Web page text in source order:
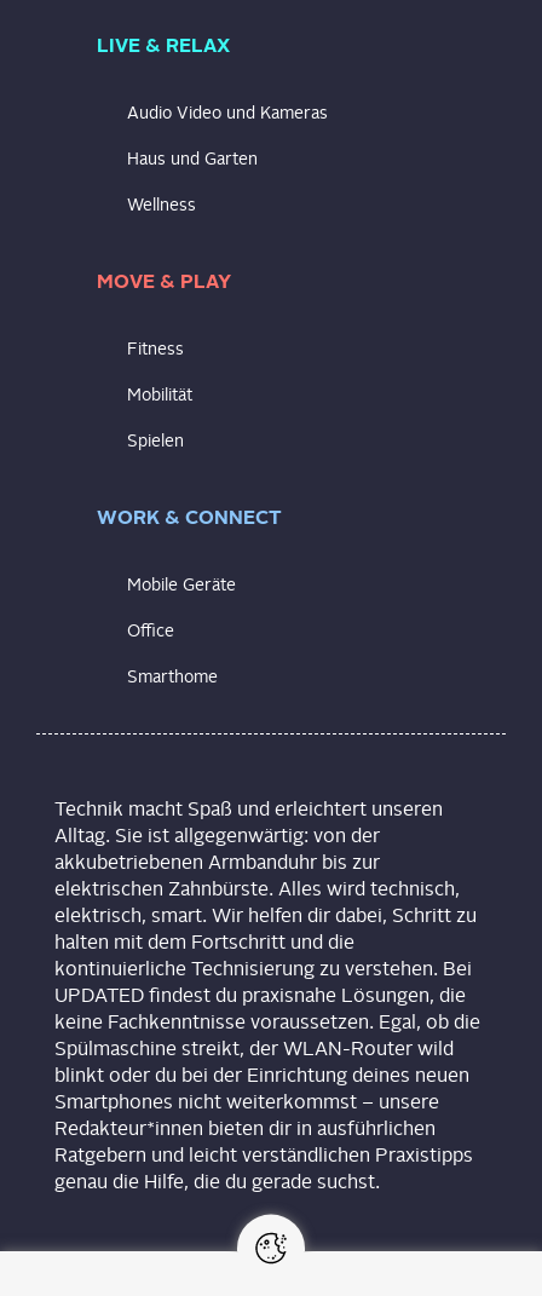
LIVE & RELAX
Audio Video und Kameras
Haus und Garten
Wellness
MOVE & PLAY
Fitness
Mobilität
Spielen
WORK & CONNECT
Mobile Geräte
Office
Smarthome
Technik macht Spaß und erleichtert unseren
Alltag. Sie ist allgegenwärtig: von der
akkubetriebenen Armbanduhr bis zur
elektrischen Zahnbürste. Alles wird technisch,
elektrisch, smart. Wir helfen dir dabei, Schritt zu
halten mit dem Fortschritt und die
kontinuierliche Technisierung zu verstehen. Bei
UPDATED findest du praxisnahe Lösungen, die
keine Fachkenntnisse voraussetzen. Egal, ob die
Spülmaschine streikt, der WLAN-Router wild
blinkt oder du bei der Einrichtung deines neuen
Smartphones nicht weiterkommst – unsere
Redakteur*innen bieten dir in ausführlichen
Ratgebern und leicht verständlichen Praxistipps
genau die Hilfe, die du gerade suchst.